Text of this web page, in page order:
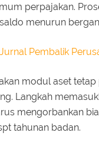
perpajakan.
menurun
Pembalik
modul aset
Langkah
mengorbankan
tahunan badan.